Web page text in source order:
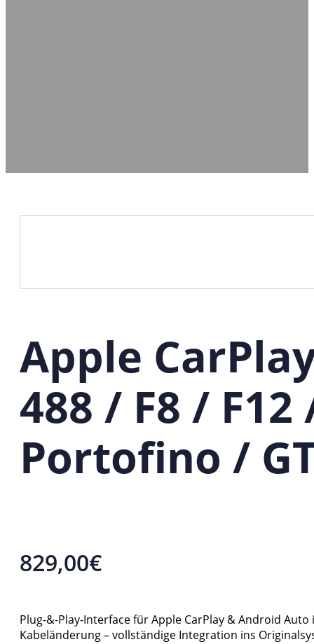
Apple
488 / F8 /
Portofino /
829,00€
Plug-&-Play-Interface für Apple CarPlay & Android
Kabeländerung – vollständige Integration ins